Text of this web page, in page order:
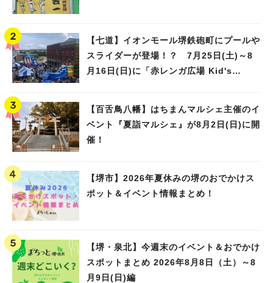
【七道】イオンモール堺鉄砲町にプールや
スライダーが登場！？ 7月25日(土)～8
月16日(日)に「赤レンガ広場 Kid's
【百舌鳥八幡】はちまんマルシェ主催のイ
ベント『夏詣マルシェ』が8月2日(日)に開
催！
【堺市】2026年夏休みの堺のおでかけス
ポット＆イベント情報まとめ！
【堺・泉北】今週末のイベント＆おでかけ
スポットまとめ 2026年8月8日（土）～8
月9日(日)編